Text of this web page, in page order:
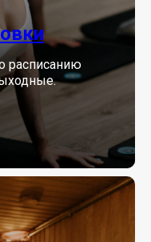
расписанию